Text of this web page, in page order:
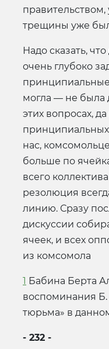
трещины уже
Надо сказать,
очень глубоко
могла — не была
этих вопросах,
нас,
больше по
всего
резолюция
линию. Сразу
дискуссии
ячеек, и всех
из комсомола
1 Бабина Берта
воспоминания
тюрьма» в
- 232 -